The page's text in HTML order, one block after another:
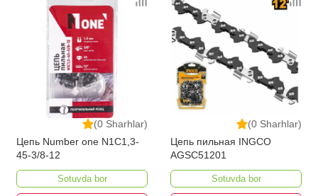
istalgan miqdorda yetkazib beramiz. Bularning barchasi
O'zbekistondagi eng yaxshi narx bilan qo’shimcha
qilingan, ikarvon.uz dan Bog' uskunalari uchun - bu eng
keng narxlar oralig'i. Va bu yerda Bog' uskunalari uchun
toifasidagi har bir element uchun optimal narx mavjud.
(0 Sharhlar)
Цепь Number one N1C1,3-
45-3/8-12
Sotuvda bor
(0 Sharhlar)
Цепь пильная INGCO
AGSC51201
Sotuvda bor